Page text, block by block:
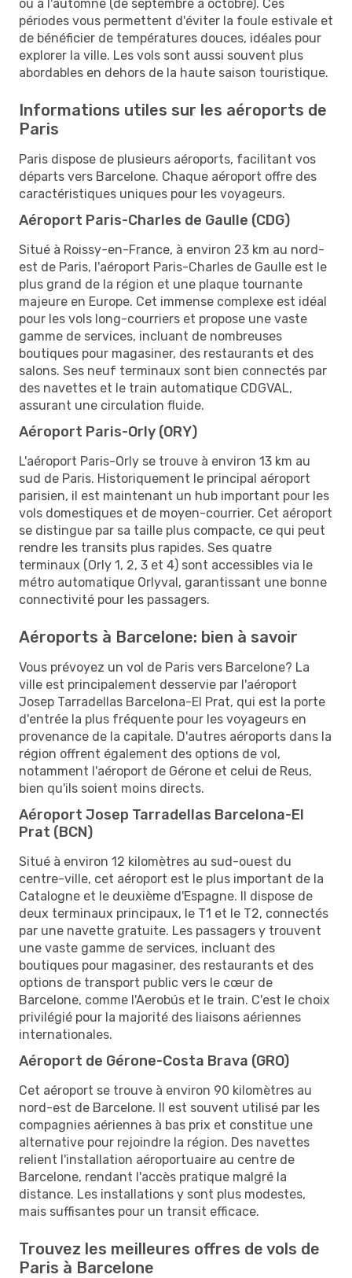
ou à l'automne (de septembre à octobre). Ces
périodes vous permettent d'éviter la foule estivale et
de bénéficier de températures douces, idéales pour
explorer la ville. Les vols sont aussi souvent plus
abordables en dehors de la haute saison touristique.
Informations utiles sur les aéroports de
Paris
Paris dispose de plusieurs aéroports, facilitant vos
départs vers Barcelone. Chaque aéroport offre des
caractéristiques uniques pour les voyageurs.
Aéroport Paris-Charles de Gaulle (CDG)
Situé à Roissy-en-France, à environ 23 km au nord-
est de Paris, l'aéroport Paris-Charles de Gaulle est le
plus grand de la région et une plaque tournante
majeure en Europe. Cet immense complexe est idéal
pour les vols long-courriers et propose une vaste
gamme de services, incluant de nombreuses
boutiques pour magasiner, des restaurants et des
salons. Ses neuf terminaux sont bien connectés par
des navettes et le train automatique CDGVAL,
assurant une circulation fluide.
Aéroport Paris-Orly (ORY)
L'aéroport Paris-Orly se trouve à environ 13 km au
sud de Paris. Historiquement le principal aéroport
parisien, il est maintenant un hub important pour les
vols domestiques et de moyen-courrier. Cet aéroport
se distingue par sa taille plus compacte, ce qui peut
rendre les transits plus rapides. Ses quatre
terminaux (Orly 1, 2, 3 et 4) sont accessibles via le
métro automatique Orlyval, garantissant une bonne
connectivité pour les passagers.
Aéroports à Barcelone: bien à savoir
Vous prévoyez un vol de Paris vers Barcelone? La
ville est principalement desservie par l'aéroport
Josep Tarradellas Barcelona-El Prat, qui est la porte
d'entrée la plus fréquente pour les voyageurs en
provenance de la capitale. D'autres aéroports dans la
région offrent également des options de vol,
notamment l'aéroport de Gérone et celui de Reus,
bien qu'ils soient moins directs.
Aéroport Josep Tarradellas Barcelona-El
Prat (BCN)
Situé à environ 12 kilomètres au sud-ouest du
centre-ville, cet aéroport est le plus important de la
Catalogne et le deuxième d'Espagne. Il dispose de
deux terminaux principaux, le T1 et le T2, connectés
par une navette gratuite. Les passagers y trouvent
une vaste gamme de services, incluant des
boutiques pour magasiner, des restaurants et des
options de transport public vers le cœur de
Barcelone, comme l'Aerobús et le train. C'est le choix
privilégié pour la majorité des liaisons aériennes
internationales.
Aéroport de Gérone-Costa Brava (GRO)
Cet aéroport se trouve à environ 90 kilomètres au
nord-est de Barcelone. Il est souvent utilisé par les
compagnies aériennes à bas prix et constitue une
alternative pour rejoindre la région. Des navettes
relient l'installation aéroportuaire au centre de
Barcelone, rendant l'accès pratique malgré la
distance. Les installations y sont plus modestes,
mais suffisantes pour un transit efficace.
Trouvez les meilleures offres de vols de
Paris à Barcelone